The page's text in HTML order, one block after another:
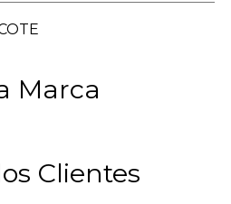
Marca
Clientes